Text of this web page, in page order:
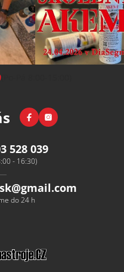
(Po-Pá 8:00-15:00)
FacebookInstagram
528 039
- 16:30)
@gmail.com
do 24 h